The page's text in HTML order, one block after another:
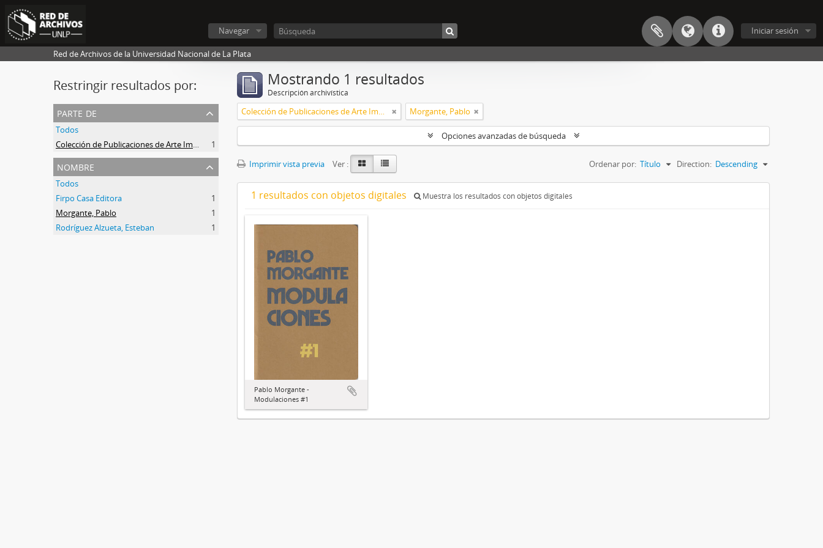
Iniciar sesión
Navegar
Red de Archivos de la Universidad Nacional de La Plata
Restringir resultados por:
parte de
Todos
Colección de Publicaciones de Arte Impreso
1
nombre
Todos
Firpo Casa Editora
1
Morgante, Pablo
1
Rodríguez Alzueta, Esteban
1
Mostrando 1 resultados
Descripción archivística
Colección de Publicaciones de Arte Impreso Morgante, Pablo
Opciones avanzadas de búsqueda
Imprimir vista previa Ver : Ordenar por: Título Direction: Descending
1 resultados con objetos digitales Muestra los resultados con objetos digitales
Pablo Morgante -
Modulaciones #1